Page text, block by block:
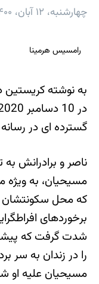
چهارشنبه، ۱۲ آبان، ۱۴۰۰
رامسیس هرمینا
به نوشته کریستین
گسترده ای در
ناصر و برادرانش
مسیحیان، به ویژه
که محل
برخوردهای
شدت گرفت که
را در زندان به سر
مسیحیان علیه او